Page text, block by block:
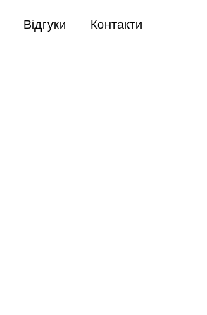
Відгуки Контакти